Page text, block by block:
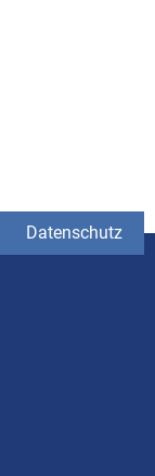
Datenschutz